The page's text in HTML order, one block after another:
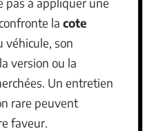
la cote
véhicule, son
version ou la
Un entretien
rare peuvent
faveur.